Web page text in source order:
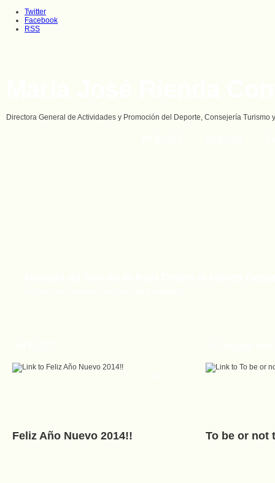
Twitter
Facebook
RSS
Directora General de Actividades y Promoción del Deporte, Consejería Turismo
Video Homenaje Club Monachil Sierra Nevada
Feliz Año Nuevo 2014!! To be or not